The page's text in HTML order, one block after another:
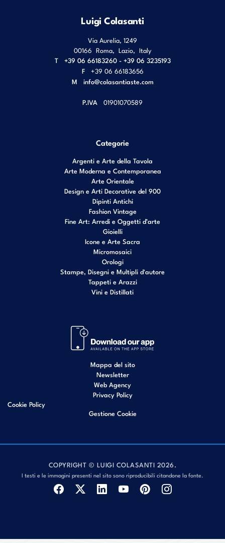
Luigi Colasanti
Via Aurelia, 1249
00166 Roma Lazio Italy
T
+39 06 66183260 - +39 06 3235193
F
+39 06 66183656
M info@colasantiaste.com
P.IVA 01901070589
Categorie
Argenti e Arte della Tavola
Arte Moderna e Contemporanea
Arte Orientale
Design e Arti Decorative del 900
Dipinti Antichi
Fashion Vintage
Fine Art: Arredi e Oggetti d’arte
Gioielli
Icone e Arte Sacra
Micromosaici
Orologi
Stampe, Disegni e Multipli d'autore
Tappeti e Arazzi
Vini e Distillati
Mappa del sito
Newsletter
Web Agency
Privacy Policy
Cookie Policy
Gestione Cookie
COPYRIGHT © LUIGI COLASANTI 2026.
I testi e le immagini presenti nel sito sono riproducibili citandone la fonte.